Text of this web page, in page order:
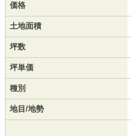
価格
土地面積
坪数
坪単価
種別
地目/地勢